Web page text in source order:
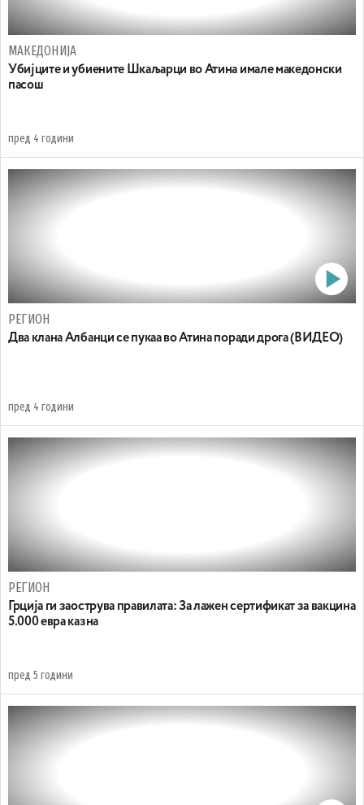
МАКЕДОНИЈА
Убијците и убиените Шкаљарци во Атина имале македонски
пасош
пред 4 години
РЕГИОН
Два клана Албанци се пукаа во Атина поради дрога (ВИДЕО)
пред 4 години
РЕГИОН
Грција ги заострува правилата: За лажен сертификат за вакцина
5.000 евра казна
пред 5 години